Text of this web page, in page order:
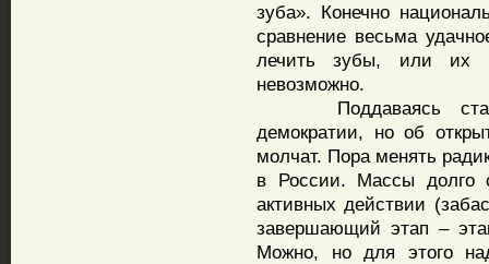
зуба». Конечно
сравнение весьма
лечить зубы, или их
невозможно.
Поддаваясь старым
демократии, но об
молчат. Пора менять
в России. Массы долго
активных действии
завершающий этап –
Можно, но для этого